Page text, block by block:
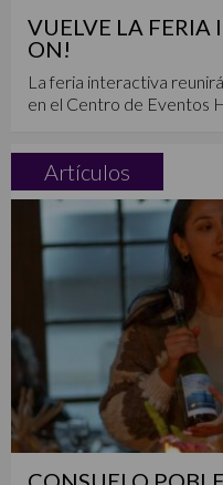
VUELVE LA
ON!
La feria interactiva
en el Centro de Eventos
Artículos